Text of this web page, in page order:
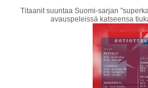
Titaanit suuntaa Suomi-sarjan
avauspeleissä katseensa